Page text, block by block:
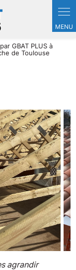
GBAT PLUS à
de Toulouse
agrandir